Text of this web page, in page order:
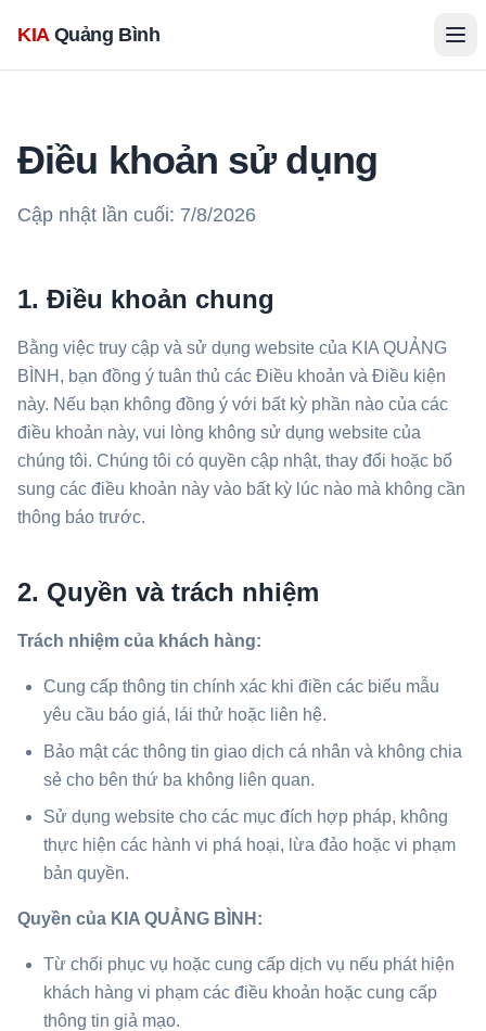
KIA Quảng Bình
Điều khoản sử dụng
Cập nhật lần cuối: 7/8/2026
1. Điều khoản chung
Bằng việc truy cập và sử dụng website của KIA QUẢNG
BÌNH, bạn đồng ý tuân thủ các Điều khoản và Điều kiện
này. Nếu bạn không đồng ý với bất kỳ phần nào của các
điều khoản này, vui lòng không sử dụng website của
chúng tôi. Chúng tôi có quyền cập nhật, thay đổi hoặc bổ
sung các điều khoản này vào bất kỳ lúc nào mà không cần
thông báo trước.
2. Quyền và trách nhiệm
Trách nhiệm của khách hàng:
Cung cấp thông tin chính xác khi điền các biểu mẫu
yêu cầu báo giá, lái thử hoặc liên hệ.
Bảo mật các thông tin giao dịch cá nhân và không chia
sẻ cho bên thứ ba không liên quan.
Sử dụng website cho các mục đích hợp pháp, không
thực hiện các hành vi phá hoại, lừa đảo hoặc vi phạm
bản quyền.
Quyền của KIA QUẢNG BÌNH:
Từ chối phục vụ hoặc cung cấp dịch vụ nếu phát hiện
khách hàng vi phạm các điều khoản hoặc cung cấp
thông tin giả mạo.